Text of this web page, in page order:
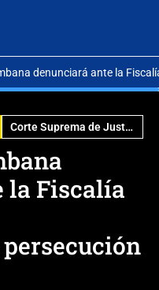
denunciará ante la
Corte Suprema de Justicia
la Fiscalía